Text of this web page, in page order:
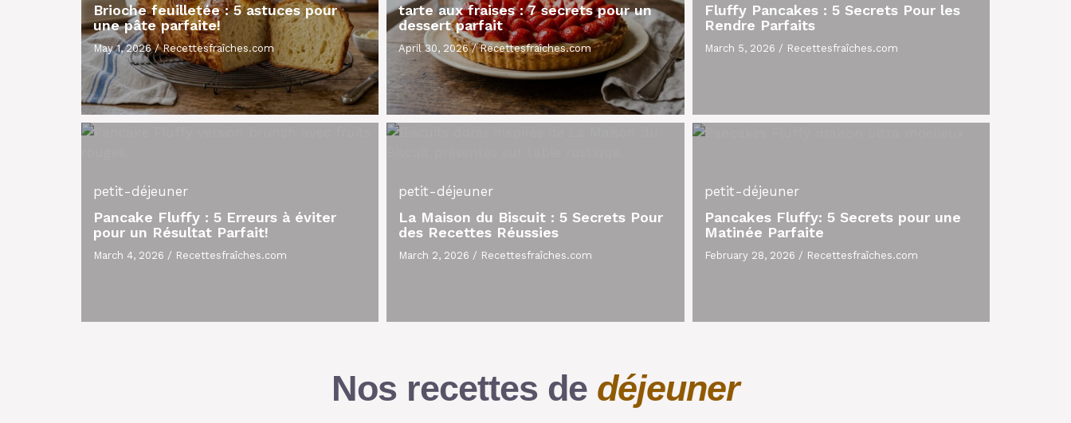
Brioche feuilletée : 5 astuces pour
une pâte parfaite!
May 1, 2026/Recettesfraîches.com
tarte aux fraises : 7 secrets pour un
dessert parfait
April 30, 2026/Recettesfraîches.com
Fluffy Pancakes : 5 Secrets Pour les
Rendre Parfaits
March 5, 2026 / Recettesfraîches.com
petit-déjeuner
Pancake Fluffy : 5 Erreurs à éviter
pour un Résultat Parfait!
March 4, 2026 / Recettesfraîches.com
petit-déjeuner
La Maison du Biscuit : 5 Secrets Pour
des Recettes Réussies
March 2, 2026 / Recettesfraîches.com
petit-déjeuner
Pancakes Fluffy: 5 Secrets pour une
Matinée Parfaite
February 28, 2026 / Recettesfraîches.com
Nos recettes de déjeuner